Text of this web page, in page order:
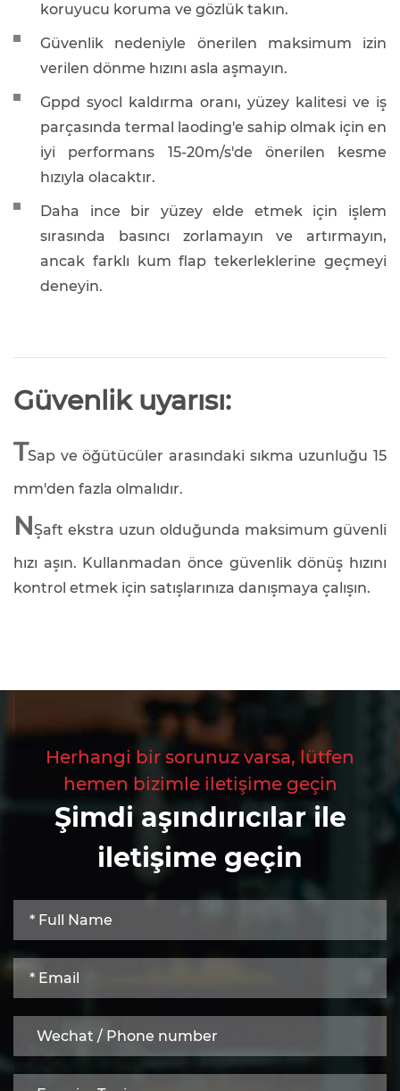
koruyucu koruma ve gözlük takın.
Güvenlik nedeniyle önerilen maksimum izin
verilen dönme hızını asla aşmayın.
Gppd syocl kaldırma oranı, yüzey kalitesi ve iş
parçasında termal laoding'e sahip olmak için en
iyi performans 15-20m/s'de önerilen kesme
hızıyla olacaktır.
Daha ince bir yüzey elde etmek için işlem
sırasında basıncı zorlamayın ve artırmayın,
ancak farklı kum flap tekerleklerine geçmeyi
deneyin.
Güvenlik uyarısı:
TSap ve öğütücüler arasındaki sıkma uzunluğu 15
mm'den fazla olmalıdır.
NŞaft ekstra uzun olduğunda maksimum güvenli
hızı aşın. Kullanmadan önce güvenlik dönüş hızını
kontrol etmek için satışlarınıza danışmaya çalışın.
Herhangi bir sorunuz varsa, lütfen
hemen bizimle iletişime geçin
Şimdi aşındırıcılar ile
iletişime geçin